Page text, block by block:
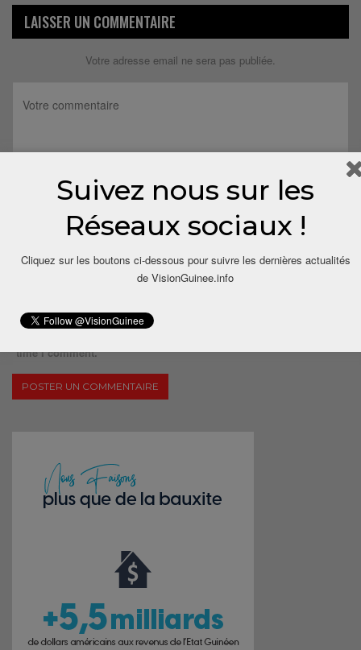
LAISSER UN COMMENTAIRE
Votre adresse email ne sera pas publiée.
time I comment.
Suivez nous sur les
Réseaux sociaux !
Cliquez sur les boutons ci-dessous pour suivre les dernières actualités
de VisionGuinee.info